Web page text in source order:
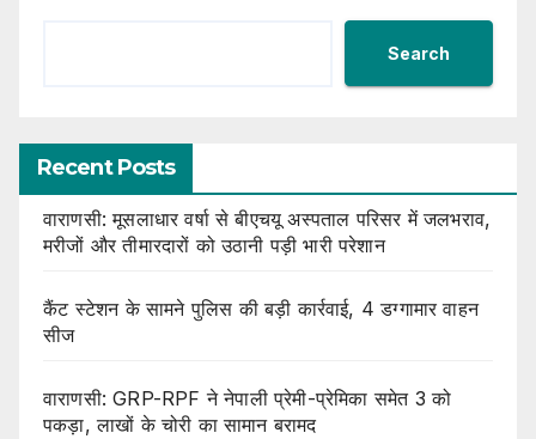
Search
Recent Posts
वाराणसी: मूसलाधार वर्षा से बीएचयू अस्पताल परिसर में जलभराव,
मरीजों और तीमारदारों को उठानी पड़ी भारी परेशान
कैंट स्टेशन के सामने पुलिस की बड़ी कार्रवाई, 4 डग्गामार वाहन
सीज
वाराणसी: GRP-RPF ने नेपाली प्रेमी-प्रेमिका समेत 3 को
पकड़ा, लाखों के चोरी का सामान बरामद